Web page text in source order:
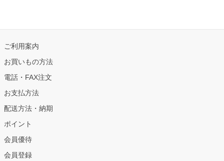
ご利用案内
お買いもの方法
電話・FAX注文
お支払方法
配送方法・納期
ポイント
会員優待
会員登録